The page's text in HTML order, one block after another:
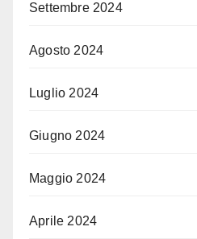
Settembre 2024
Agosto 2024
Luglio 2024
Giugno 2024
Maggio 2024
Aprile 2024